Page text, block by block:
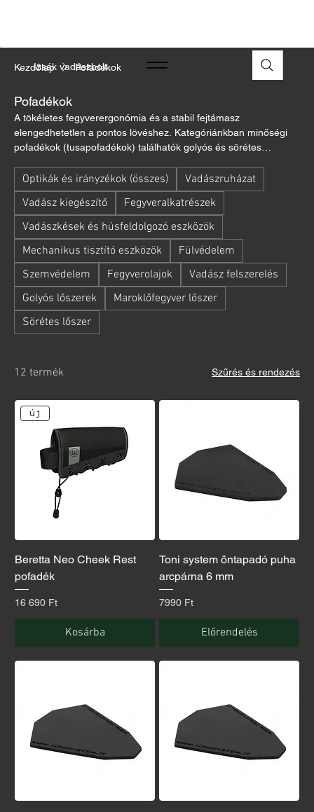
Izsák vadászbolt
Kezdőlap Pofadékok
Pofadékok
A tökéletes fegyverergonómia és a stabil fejtámasz
elengedhetetlen a pontos lövéshez. Kategóriánkban minőségi
pofadékok (tusapofadékok) találhatók golyós és sörétes
kivitelek segítik az ideális szemmagasság és az optikai tengely
azonnali megtalálását, különösen céltávcső használatakor. Ezek
a praktikus kiegészítők garantálják az ismételhető célzási
pozíciót, miközben csökkentik a visszarúgás arcot érő erejét.
Válasszon a Toni System, AKAH, GelTek, Beretta és egyéb
professzionális márkák közül!
Optikák és irányzékok (összes)
Vadászruházat
Vadász kiegészítő
Fegyveralkatrészek
Vadászkések és húsfeldolgozó eszközök
Mechanikus tisztító eszközök
Fülvédelem
Szemvédelem
Fegyverolajok
Vadász felszerelés
Golyós lőszerek
Maroklőfegyver lőszer
Sörétes lőszer
12 termék Szűrés és rendezés
új
Beretta Neo Cheek Rest
pofadék
Ár
16 690 Ft
Kosárba
Toni system öntapadó puha
arcpárna 6 mm
Ár
7990 Ft
Előrendelés